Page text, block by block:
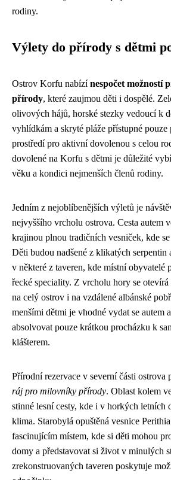
rodiny.
Výlety do přírody s dětmi
Ostrov Korfu nabízínespočet možností
přírody, které zaujmou děti i dospělé.
olivových hájů, horské stezky vedoucí k
vyhlídkám a skryté pláže přístupné
prostředí pro aktivní dovolenou s celou
dovolené na Korfu s dětmi je důležité
věku a kondici nejmenších členů rodiny.
Jedním z nejoblíbenějších výletů je
nejvyššího vrcholu ostrova. Cesta autem
krajinou plnou tradičních vesniček, kde
Děti budou nadšené z klikatých serpentin
v některé z taveren, kde místní obyvatelé
řecké speciality. Z vrcholu hory se
na celý ostrov i na vzdálené albánské
menšími dětmi je vhodné vydat se autem
absolvovat pouze krátkou procházku k
klášterem.
Přírodní rezervace v severní části ostrova
ráj pro milovníky přírody. Oblast kolem
stinné lesní cesty, kde i v horkých letních
klima. Starobylá opuštěná vesnice
fascinujícím místem, kde si děti mohou
domy a představovat si život v minulých
zrekonstruovaných taveren poskytuje